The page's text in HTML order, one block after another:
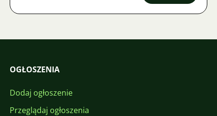
OGŁOSZENIA
Dodaj ogłoszenie
Przeglądaj ogłoszenia